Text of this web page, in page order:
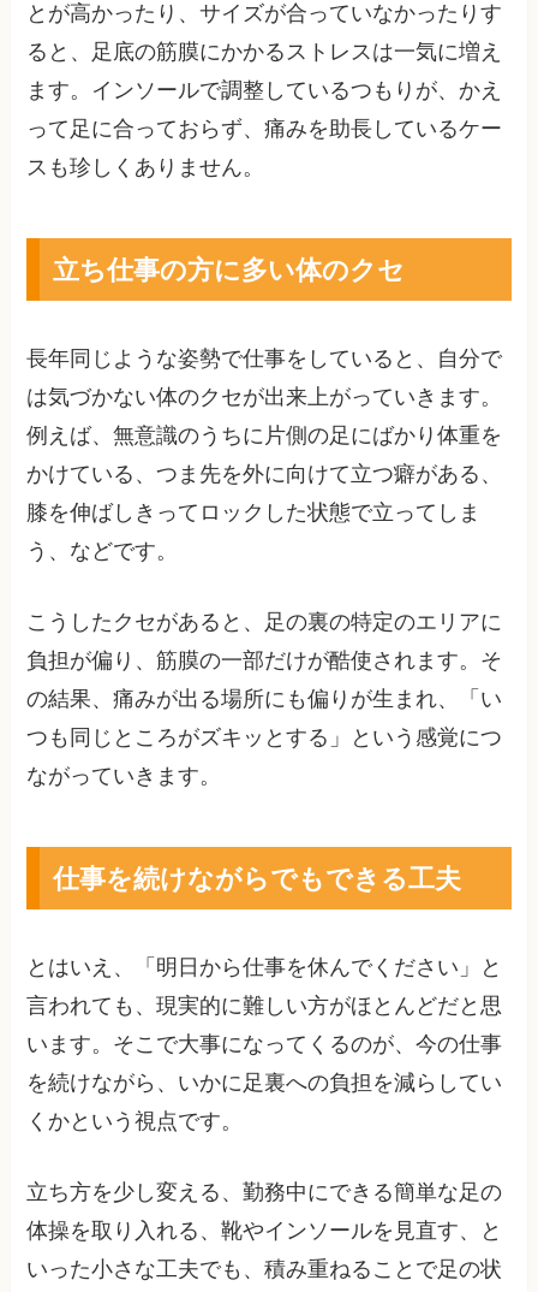
とが高かったり、サイズが合っていなかったりす
ると、足底の筋膜にかかるストレスは一気に増え
ます。インソールで調整しているつもりが、かえ
って足に合っておらず、痛みを助長しているケー
スも珍しくありません。
立ち仕事の方に多い体のクセ
長年同じような姿勢で仕事をしていると、自分で
は気づかない体のクセが出来上がっていきます。
例えば、無意識のうちに片側の足にばかり体重を
かけている、つま先を外に向けて立つ癖がある、
膝を伸ばしきってロックした状態で立ってしま
う、などです。
こうしたクセがあると、足の裏の特定のエリアに
負担が偏り、筋膜の一部だけが酷使されます。そ
の結果、痛みが出る場所にも偏りが生まれ、「い
つも同じところがズキッとする」という感覚につ
ながっていきます。
仕事を続けながらでもできる工夫
とはいえ、「明日から仕事を休んでください」と
言われても、現実的に難しい方がほとんどだと思
います。そこで大事になってくるのが、今の仕事
を続けながら、いかに足裏への負担を減らしてい
くかという視点です。
立ち方を少し変える、勤務中にできる簡単な足の
体操を取り入れる、靴やインソールを見直す、と
いった小さな工夫でも、積み重ねることで足の状